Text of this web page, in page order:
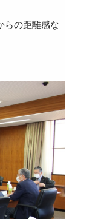
らの距離感な